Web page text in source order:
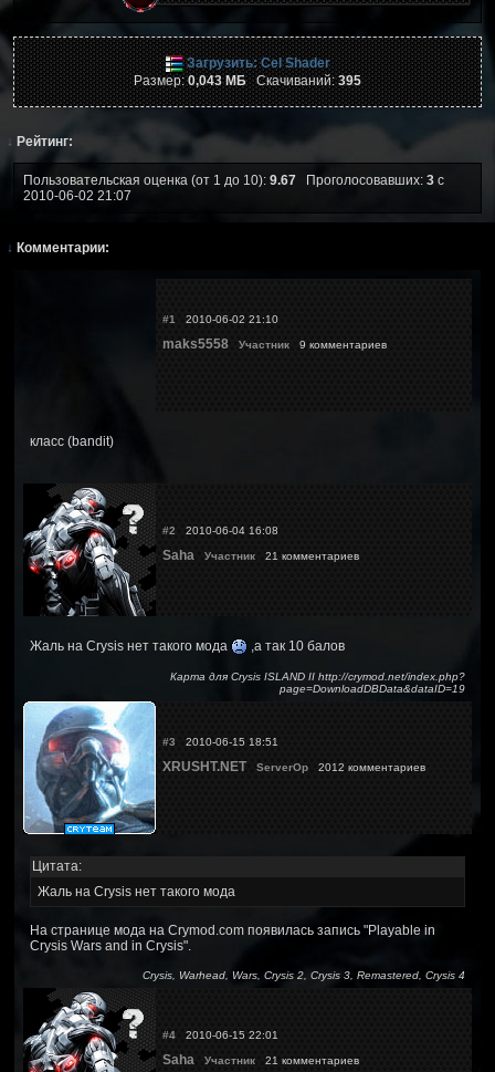
Загрузить: Cel Shader
Размер:0,043 МБСкачиваний:395
↓ Рейтинг:
Пользовательская оценка (от 1 до 10): 9.67 Проголосовавших: 3 с
2010-06-02 21:07
↓ Комментарии:
#1 2010-06-02 21:10
maks5558 Участник 9 комментариев
класс (bandit)
#2 2010-06-04 16:08
Saha Участник 21 комментариев
Жаль на Crysis нет такого мода ,а так 10 балов
Карта для Crysis ISLAND II http://crymod.net/index.php?
page=DownloadDBData&dataID=19
#3 2010-06-15 18:51
XRUSHT.NET ServerOp 2012 комментариев
Цитата:
Жаль на Crysis нет такого мода
На странице мода на Crymod.com появилась запись "Playable in
Crysis Wars and in Crysis".
Crysis, Warhead, Wars, Crysis 2, Crysis 3, Remastered, Crysis 4
#4 2010-06-15 22:01
Saha Участник 21 комментариев